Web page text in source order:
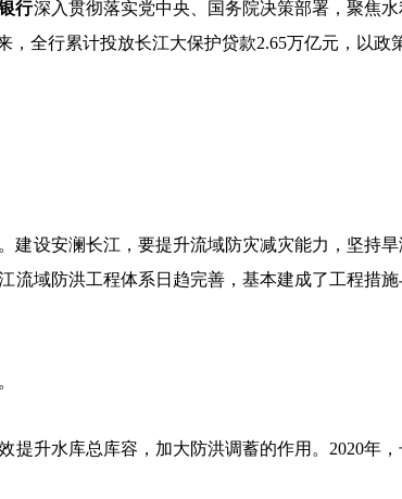
行深入贯彻落实党中央、国务院决策部署，聚焦
，全行累计投放长江大保护贷款2.65万亿元，以
建设安澜长江，要提升流域防灾减灾能力，坚持
流域防洪工程体系日趋完善，基本建成了工程措
提升水库总库容，加大防洪调蓄的作用。 2020年